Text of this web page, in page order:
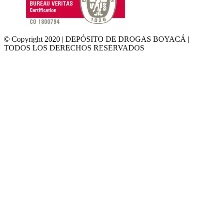
© Copyright 2020 | DEPÓSITO DE DROGAS BOYACÁ |
TODOS LOS DERECHOS RESERVADOS